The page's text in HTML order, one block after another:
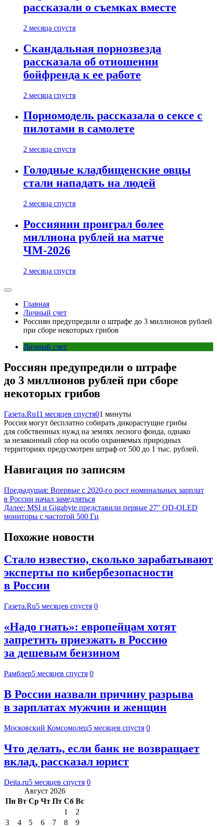
рассказали о съемках вместе
2 месяца спустя
Скандальная порнозвезда
рассказала об отношении
бойфренда к ее работе
2 месяца спустя
Порномодель рассказала о сексе с
пилотами в самолете
2 месяца спустя
Голодные кладбищенские овцы
стали нападать на людей
2 месяца спустя
Россиянин проиграл более
миллиона рублей на матче
ЧМ-2026
2 месяца спустя
Главная
Личный счет
Россиян предупредили о штрафе до 3 миллионов рублей
при сборе некоторых грибов
Личный счет
Россиян предупредили о штрафе
до 3 миллионов рублей при сборе
некоторых грибов
Газета.Ru11 месяцев спустя01 минуты
Россия могут бесплатно собирать дикорастущие грибы
для собственных нужд на землях лесного фонда, однако
за незаконный сбор на особо охраняемых природных
территориях предусмотрен штраф от 500 до 1 тыс. рублей.
Навигация по записям
Предыдущая: Впервые с 2020-го рост номинальных зарплат
в России начал замедляться
Далее: MSI и Gigabyte представили первые 27″ QD-OLED
мониторы с частотой 500 Гц
Похожие новости
Стало известно, сколько зарабатывают
эксперты по кибербезопасности
в России
Газета.Ru5 месяцев спустя 0
«Надо гнать»: европейцам хотят
запретить приезжать в Россию
за дешевым бензином
Рамблер5 месяцев спустя 0
В России назвали причину разрыва
в зарплатах мужчин и женщин
Московский Комсомолец5 месяцев спустя 0
Что делать, если банк не возвращает
вклад, рассказал юрист
Deita.ru5 месяцев спустя 0
Август 2026
Пн Вт Ср Чт Пт Сб Вс
1
2
3
4 5 6 7 8
9